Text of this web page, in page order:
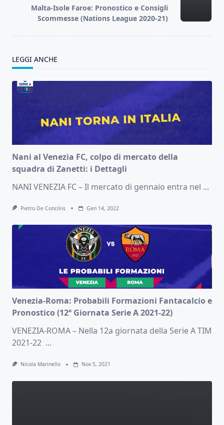
reader-
text">Page</span>
Malta-Isole Faroe: Pronostico e Consigli
Scommesse (Nations League 2020-21)
LEGGI ANCHE
Nani al Venezia FC, colpo di mercato della
squadra di Zanetti: i Dettagli
NANI VENEZIA FC – Il mercato di gennaio entra nel ...
Pietro De Conciliis Gen 14, 2022
Venezia-Roma: Probabili Formazioni Fantacalcio e
Pronostico (12ª Giornata Serie A 2021-22)
VENEZIA-ROMA – Nella 12a giornata della Serie A TIM
2021-22 ...
Nicola Marinello Nov 5, 2021